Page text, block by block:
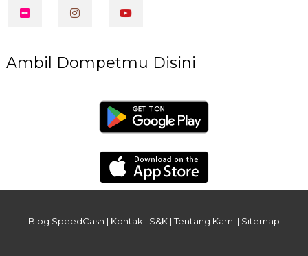
Ambil Dompetmu Disini
Blog SpeedCash | Kontak | S&K |Tentang Kami | Sitemap